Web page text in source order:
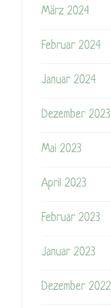
März 2024
Februar 2024
Januar 2024
Dezember 2023
Mai 2023
April 2023
Februar 2023
Januar 2023
Dezember 2022